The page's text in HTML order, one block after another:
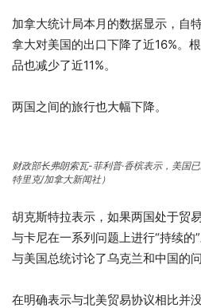
加拿大统计局本月的数据显示，自
拿大对美国的出口下降了近16%。
品也减少了近11%。
两国之间的旅行也大幅下降。
财政部长弗朗索瓦-菲利普·香槟表示，美国
特里克/加拿大新闻社）
胡克斯特拉表示，如果两国处于贸
与卡尼在一系列问题上进行“持续的
与美国总统讨论了乌克兰和中国的问
在明确表示与北美贸易协议相比并